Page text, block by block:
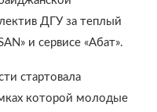
ДГУ за теплый
и сервисе «Абат».
стартовала
которой молодые